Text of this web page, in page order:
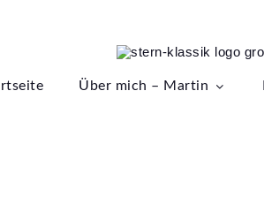
Über mich – Martin